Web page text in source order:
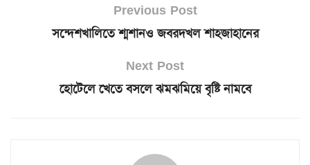
Previous Post
সন্দেশখালিতে শ্মশানও জবরদখল শাহজাহানের
Next Post
হোটেলে খেতে বসলে ঝমঝমিয়ে বৃষ্টি নামবে